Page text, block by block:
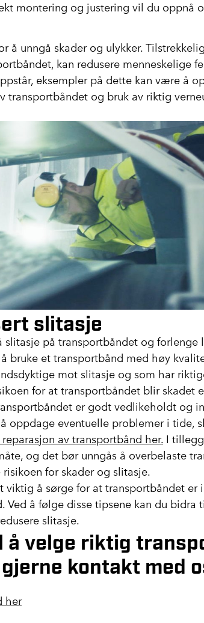
montering og justering vil du oppnå
å unngå skader og ulykker.
kan redusere menneskelige
eksempler på dette kan være å
transportbåndet og bruk av riktig
slitasje
slitasje på transportbåndet og forlenge
bruke et transportbånd med høy
mot slitasje og som har
for at transportbåndet blir skadet
er godt vedlikeholdt og
oppdage eventuelle problemer i tide,
reparasjon av transportbånd her. I
og det bør unngås å overbelaste
for skader og slitasje.
å sørge for at transportbåndet er
å følge disse tipsene kan du bidra
slitasje.
å velge riktig
kontakt med
her